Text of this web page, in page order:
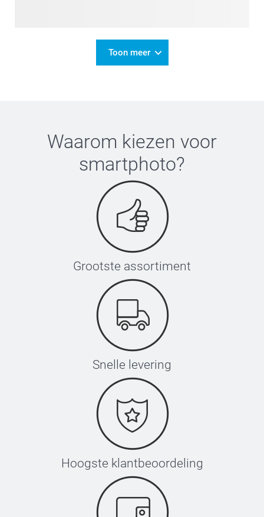
Toon meer
Waarom kiezen voor
smartphoto?
Grootste assortiment
Snelle levering
Hoogste klantbeoordeling